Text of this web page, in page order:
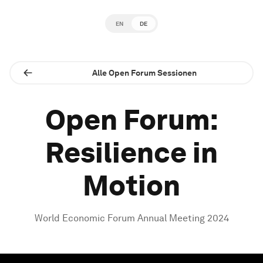
EN DE
Alle Open Forum Sessionen
Open Forum:
Resilience in
Motion
World Economic Forum Annual Meeting 2024